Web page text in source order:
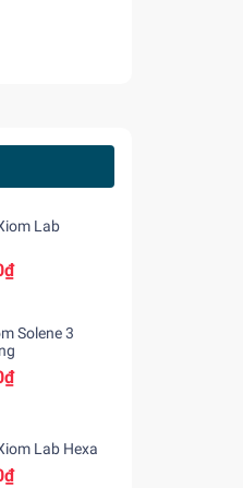
Lab
Solene 3
Lab Hexa